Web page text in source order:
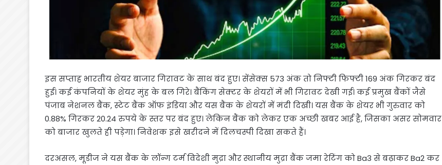
इस सप्ताह भारतीय शेयर बाजार गिरावट के साथ बंद हुए। सेंसेक्स 573 अंक तो निफ्टी फिफ्टी 169 अंक गिरकर बंद
हुई। कई कंपनियों के शेयर मुंह के बल गिरे। बैंकिंग सेक्टर के शेयरों में भी गिरावट देखी गई। कई प्रमुख बैंकों जैसे
पंजाब नेशनल बैंक, स्टेट बैंक ऑफ इंडिया और यस बैंक के शेयरों में मंदी दिखी। यस बैंक के शेयर भी गुरुवार को
0.88% गिरकर 20.24 रुपये के स्तर पर बंद हुए। लेकिन बैंक को लेकर एक अच्छी खबर आई है, जिसका असर सोमवार
को बाजार खुलते ही पड़ेगा। निवेशक इसे खरीदने में दिलचस्पी दिखा सकते हैं।
दरअसल, मूडीज ने यस बैंक के लॉन्ग टर्म विदेशी मुद्रा और स्थानीय मुद्रा बैंक जमा रेटिंग को Ba3 से बढ़ाकर Ba2 कर